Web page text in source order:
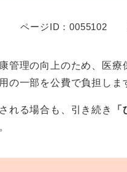
ページID：0055102
管理の向上のため、医療
の一部を公費で負担しま
れる場合も、引き続き